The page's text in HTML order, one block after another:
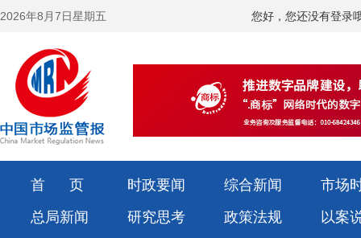
2026年8月7日星期五 您好，您还没有登录
首 页 时政要闻 综合新闻
市场
总局新闻
研究思考 政策法规 以案